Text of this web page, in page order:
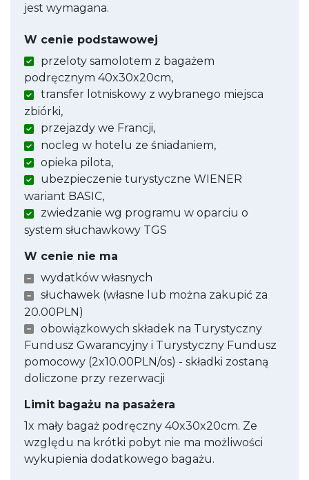
jest wymagana.
W cenie podstawowej
przeloty samolotem z bagażem
podręcznym 40x30x20cm,
transfer lotniskowy z wybranego miejsca
zbiórki,
przejazdy we Francji,
nocleg w hotelu ze śniadaniem,
opieka pilota,
ubezpieczenie turystyczne WIENER
wariant BASIC,
zwiedzanie wg programu w oparciu o
system słuchawkowy TGS
W cenie nie ma
wydatków własnych
słuchawek (własne lub można zakupić za
20.00PLN)
obowiązkowych składek na Turystyczny
Fundusz Gwarancyjny i Turystyczny Fundusz
pomocowy (2x10.00PLN/os) - składki zostaną
doliczone przy rezerwacji
Limit bagażu na pasażera
1x mały bagaż podręczny 40x30x20cm. Ze
względu na krótki pobyt nie ma możliwości
wykupienia dodatkowego bagażu.